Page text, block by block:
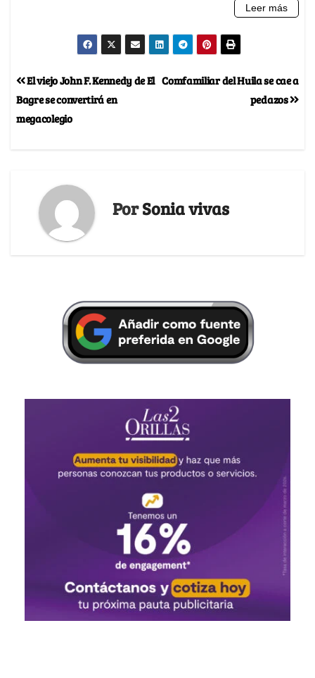
Comfamiliar del Huila se cae a
pedazos
El viejo John F. Kennedy de El
Bagre se convertirá en
megacolegio
PorSonia vivas